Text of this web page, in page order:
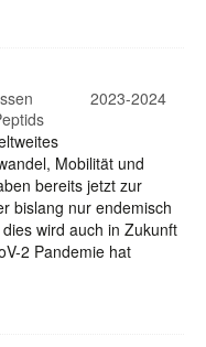
2023-2024
Mobilität und
bereits jetzt zur
bislang nur endemisch
wird auch in Zukunft
2 Pandemie hat